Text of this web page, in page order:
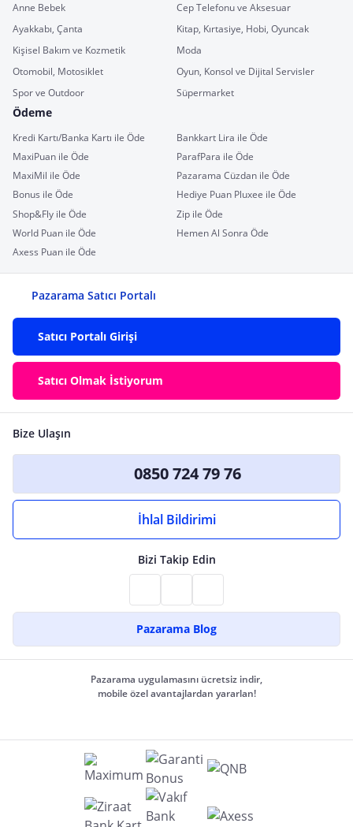
Anne Bebek
Cep Telefonu ve Aksesuar
Ayakkabı, Çanta
Kitap, Kırtasiye, Hobi, Oyuncak
Kişisel Bakım ve Kozmetik
Moda
Otomobil, Motosiklet
Oyun, Konsol ve Dijital Servisler
Spor ve Outdoor
Süpermarket
Ödeme
Kredi Kartı/Banka Kartı ile Öde
Bankkart Lira ile Öde
MaxiPuan ile Öde
ParafPara ile Öde
MaxiMil ile Öde
Pazarama Cüzdan ile Öde
Bonus ile Öde
Hediye Puan Pluxee ile Öde
Shop&Fly ile Öde
Zip ile Öde
World Puan ile Öde
Hemen Al Sonra Öde
Axess Puan ile Öde
Pazarama Satıcı Portalı
Satıcı Portalı Girişi
Satıcı Olmak İstiyorum
Bize Ulaşın
0850 724 79 76
İhlal Bildirimi
Bizi Takip Edin
Pazarama Blog
Pazarama uygulamasını ücretsiz indir,
mobile özel avantajlardan yararlan!